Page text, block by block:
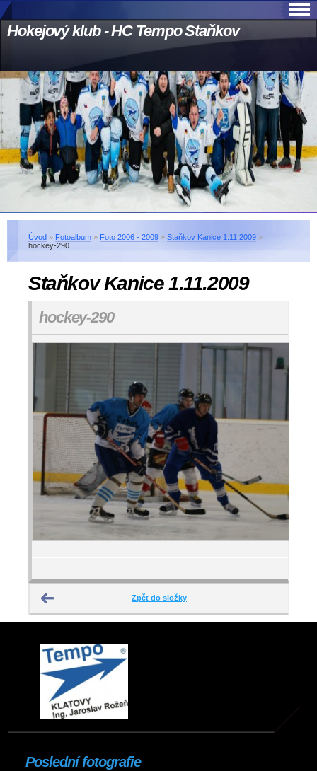
Hokejový klub - HC Tempo Staňkov
Úvod » Fotoalbum » Foto 2006 - 2009 » Staňkov Kanice 1.11.2009 »
hockey-290
Staňkov Kanice 1.11.2009
hockey-290
Zpět do složky
Poslední fotografie